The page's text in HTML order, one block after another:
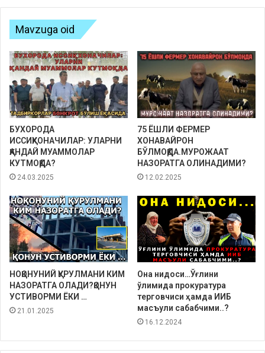
Mavzuga oid
БУХОРОДА
ИССИҚХОНАЧИЛАР: УЛАРНИ
ҚАНДАЙ МУАММОЛАР
КУТМОҚДА?
24.03.2025
75 ЁШЛИ ФЕРМЕР
ХОНАВАЙРОН
БЎЛМОҚДА.МУРОЖААТ
НАЗОРАТГА ОЛИНАДИМИ?
12.02.2025
НОҚОНУНИЙ ҚУРУЛМАНИ КИМ
НАЗОРАТГА ОЛАДИ?ҚОНУН
УСТИВОРМИ ЁКИ …
21.01.2025
Она нидоси…Ўғлини
ўлимида прокуратура
терговчиси ҳамда ИИБ
масъули сабабчими..?
16.12.2024